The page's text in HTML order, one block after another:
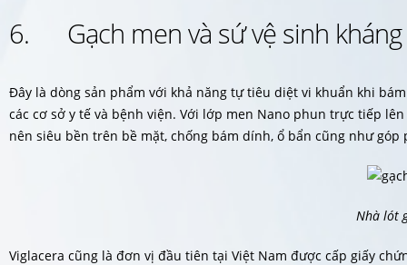
6. Gạch men và sứ vệ sinh kháng
Đây là dòng sản phẩm với khả năng tự tiêu diệt vi khuẩn khi
các cơ sở y tế và bệnh viện. Với lớp men Nano phun trực tiếp
nên siêu bền trên bề mặt, chống bám dính, ổ bẩn cũng như
Nhà lót
Viglacera cũng là đơn vị đầu tiên tại Việt Nam được cấp giấy